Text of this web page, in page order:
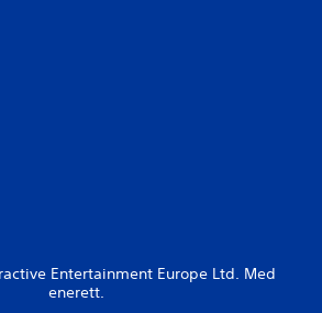
Entertainment Europe Ltd. Med
enerett.